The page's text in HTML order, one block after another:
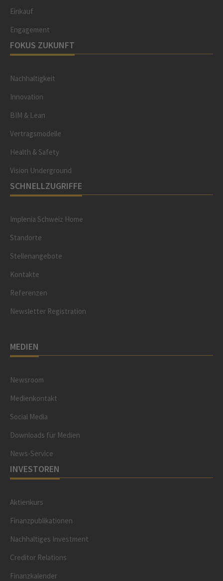
Einkauf
Engagement
FOKUS ZUKUNFT
Nachhaltigkeit
Innovation
BIM & Lean
Vertragsmodelle
Health & Safety
Vision Underground
SCHNELLZUGRIFFE
Implenia Schweiz Home
Standorte
Stellenangebote
Kontakte
Referenzen
Newsletter Registration
MEDIEN
Newsroom
Medienkontakt
Social Media
Downloads für Medien
News-Service
INVESTOREN
Aktienkurs
Finanzpublikationen
Nachhaltiges Investment
Creditor Relations
Finanzkalender